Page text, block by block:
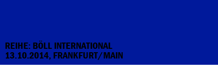
REIHE: BÖLL INTERNATIONAL
13.10.2014, FRANKFURT/MAIN